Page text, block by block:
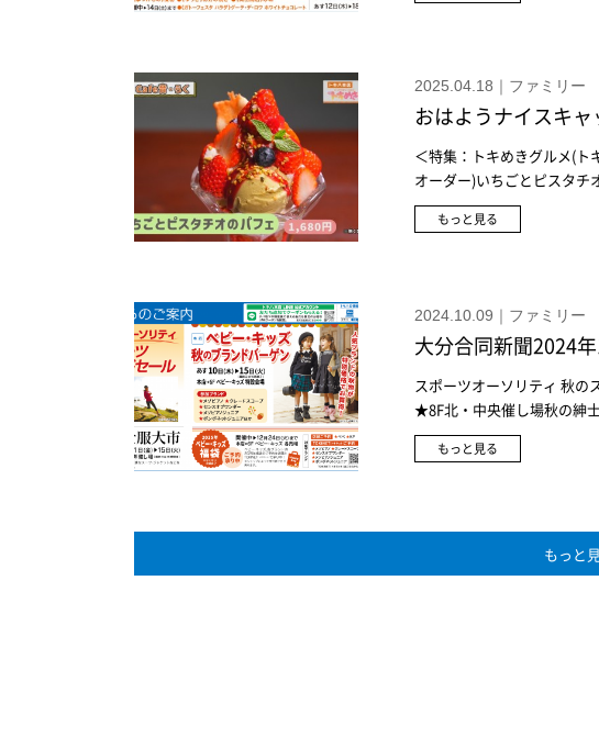
2025.04.18｜ファミリー
おはようナイスキ
＜特集：トキめきグルメ(
オーダー)いちごとピスタ
(トキハ本店)＞アナ スイ・
オキャラスターズクロミ
ピロースプレー ラベンダ
ム ナイティ17,600円キッ
円森川健康堂機能性表示
もっと見る
2024.10.09｜ファミリー
大分合同新聞2024
スポーツオーソリティ 秋
★8F北・中央催し場秋の紳
ベビー・キッズ 秋のブラ
ー・キッズ特設会場参加ブ
もっと見る
もっと